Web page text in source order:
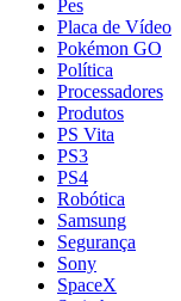
Pes
Placa de Vídeo
Pokémon GO
Política
Processadores
Produtos
PS Vita
PS3
PS4
Robótica
Samsung
Segurança
Sony
SpaceX